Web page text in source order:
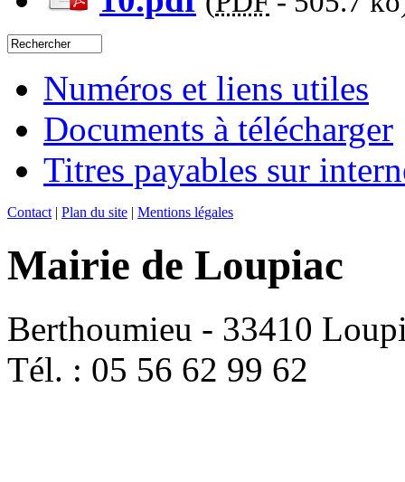
Numéros et liens utiles
Documents à télécharger
Titres payables sur
Contact | Plan du site | Mentions légales
Mairie de Loupiac
Berthoumieu - 33410
Tél. : 05 56 62 99 62